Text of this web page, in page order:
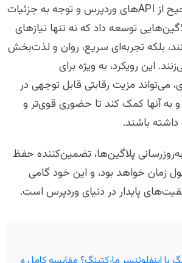
عملکرد، استفاده صحیح از APIهای وردپرس و توجه به جزئیات
توسعه داد که نه تنها نیازهای
بلکه تجربه‌ای سریع، روان و لذت‌بخش
این رویکرد، به ویژه برای
می‌تواند مزیت رقابتی قابل توجهی در
و به آنها کمک کند تا حضوری قوی‌تر و
داشته باشند.
پلاگین‌ها، تضمین‌کننده حفظ
زمان خواهد بود، و این خود گامی
پایدار در دنیای وردپرس است.